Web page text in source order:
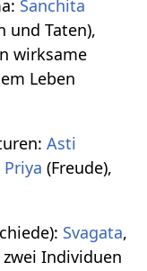
Sanchita
und Taten),
wirksame
Leben
Asti
Priya (Freude),
Svagata,
Individuen